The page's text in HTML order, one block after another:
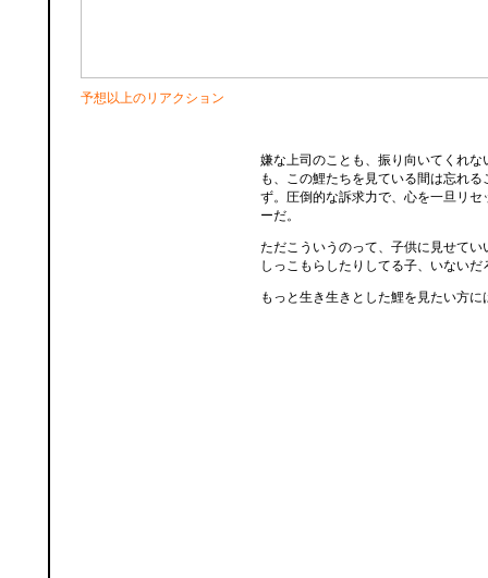
予想以上のリアクション
嫌な上司のことも、振り向いてくれな
も、この鯉たちを見ている間は忘れる
ず。圧倒的な訴求力で、心を一旦リセ
ーだ。
ただこういうのって、子供に見せてい
しっこもらしたりしてる子、いないだ
もっと生き生きとした鯉を見たい方に